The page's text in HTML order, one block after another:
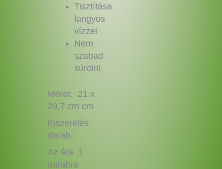
Tisztítása
langyos
vízzel
Nem
szabad
súrolni
Méret: 21 x
29,7 cm cm
Kiszerelés:
darab.
Az ára 1
darabra